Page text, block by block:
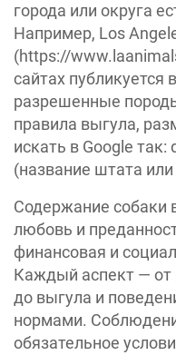
города или округа
Например, Los
(https://
сайтах публикуется
разрешенные
правила выгула,
искать в Google
(название штата или
Содержание собаки
любовь и
финансовая и
Каждый аспект — от
до выгула и
нормами.
обязательное